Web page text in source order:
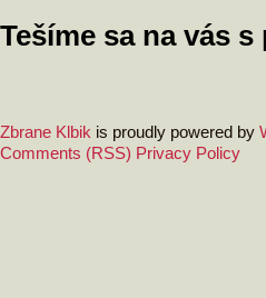
Tešíme sa na vás
Zbrane Klbik is proudly powered by
Comments (RSS) Privacy Policy